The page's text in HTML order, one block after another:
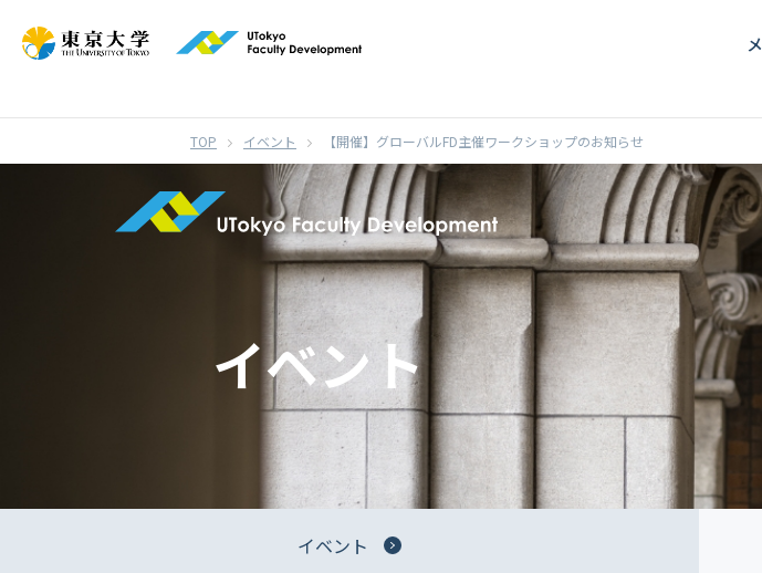
イベント 【開催】グローバルFD主催ワークショップのお知らせ
イベント
イベント